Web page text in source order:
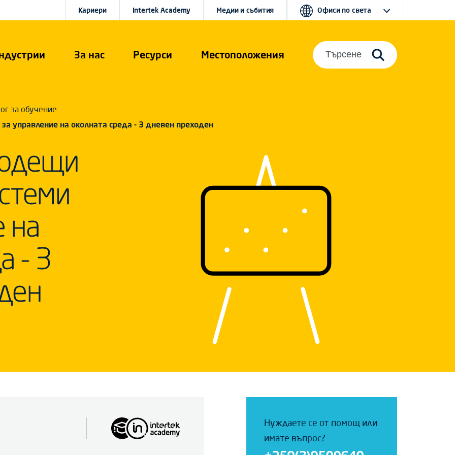
За нас Ресурси Местоположения
Кариери Intertek Academy Медии и събития Офиси по света
Търсене
за обучение
управление на околната среда - 3 дневен преходен
на
- 3
Нуждаете се от помощ или
имате въпрос?